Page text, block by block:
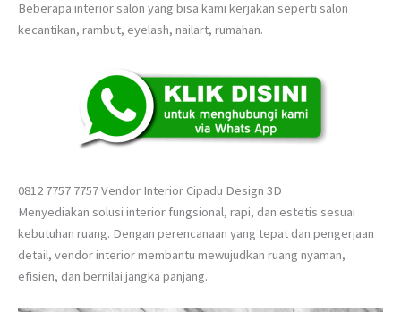
Beberapa interior salon yang bisa kami kerjakan seperti salon
kecantikan, rambut, eyelash, nailart, rumahan.
0812 7757 7757 Vendor Interior Cipadu Design 3D
Menyediakan solusi interior fungsional, rapi, dan estetis sesuai
kebutuhan ruang. Dengan perencanaan yang tepat dan pengerjaan
detail, vendor interior membantu mewujudkan ruang nyaman,
efisien, dan bernilai jangka panjang.